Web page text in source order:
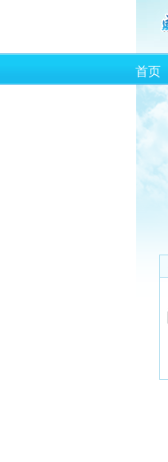
首页